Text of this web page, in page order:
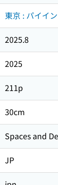
東京 : パイイ
2025.8
2025
211p
30cm
Spaces and
JP